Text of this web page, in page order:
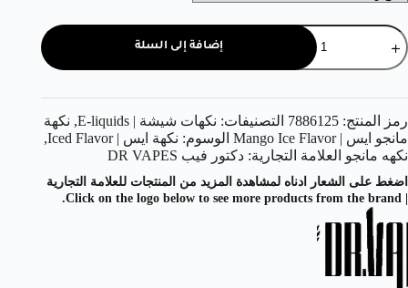
إضافة إلى السلة
رمز المنتج: 7886125 التصنيفات: نكهات شيشة | E-liquids , نكهة
مانجو ايس | Mango Ice Flavor
الوسوم: نكهة ايس | Iced Flavor
,
نكهه مانجو العلامة التجارية: دكتور فيب DR VAPES
اضغط على الشعار ادناه لمشاهدة المزيد من المنتجات للعلامة التجارية
| Click on the logo below to see more products from the brand.